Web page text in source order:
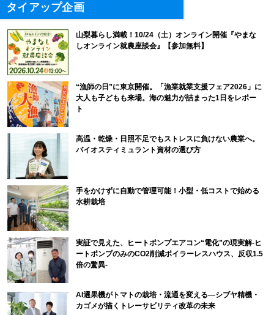
タイアップ企画
山梨暮らし満載！10/24（土）オンライン開催『やまな
しオンライン就農座談会』【参加無料】
“漁師の日”に東京開催。「漁業就業支援フェア2026」に
大人も子どもも来場。海の魅力が詰まった1日をレポー
ト
高温・乾燥・日照不足でもストレスに負けない農業へ。
バイオスティミュラント資材の選び方
手をかけずに自動で管理可能！小型・低コストで始める
水耕栽培
実証で見えた、ヒートポンプエアコン“電化”の現実解-ヒ
ートポンプのみのCO2削減ボイラーレスハウス、反収1.5
倍の驚異-
AI選果機がトマトの栽培・流通を変える―シブヤ精機・
カゴメが描くトレーサビリティ改革の未来